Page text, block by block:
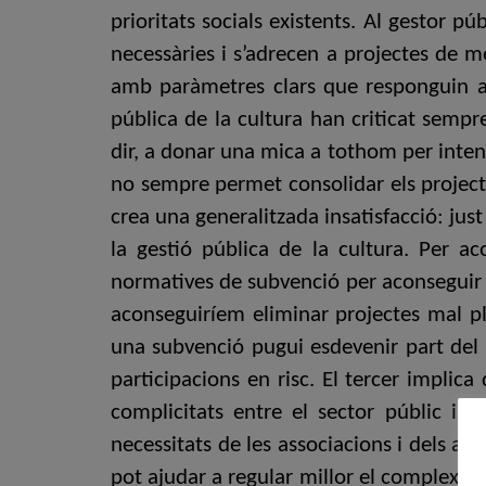
prioritats socials existents. Al gestor
necessàries i s’adrecen a projectes de
amb paràmetres clars que responguin
pública de la cultura han criticat
dir, a donar una mica a tothom per
no sempre permet consolidar els
crea una generalitzada insatisfacció:
la gestió pública de la cultura. Per
normatives de subvenció per
aconseguiríem eliminar projectes mal
una subvenció pugui esdevenir part
participacions en risc. El tercer implica
complicitats entre el sector públic i
necessitats de les associacions i dels
pot ajudar a regular millor el complex